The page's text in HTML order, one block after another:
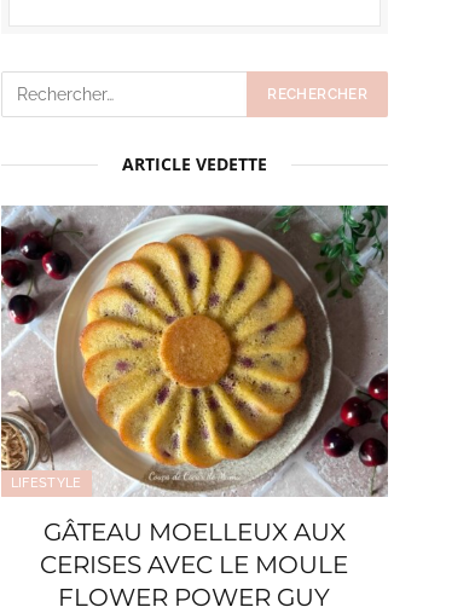
ARTICLE VEDETTE
LIFESTYLE
GÂTEAU MOELLEUX AUX
CERISES AVEC LE MOULE
FLOWER POWER GUY